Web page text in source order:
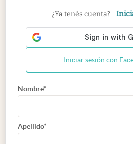
¿Ya tenés cuenta?
Iniciar sesión con
Nombre*
Apellido*